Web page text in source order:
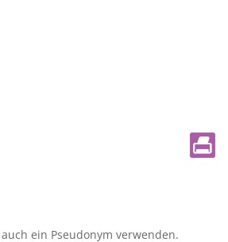
ein Pseudonym verwenden.